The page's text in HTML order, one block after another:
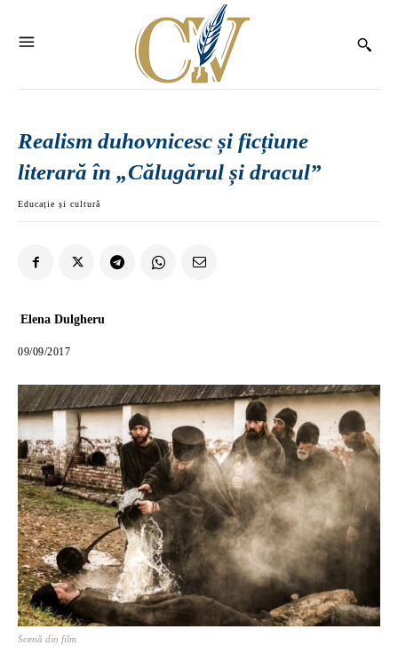
Realism duhovnicesc și ficțiune
literară în „Călugărul și dracul”
Educație și cultură
Elena Dulgheru
09/09/2017
Scenă din film